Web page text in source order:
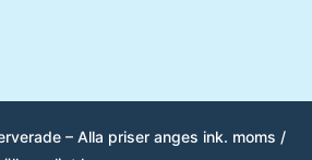
– Alla priser anges ink. moms /